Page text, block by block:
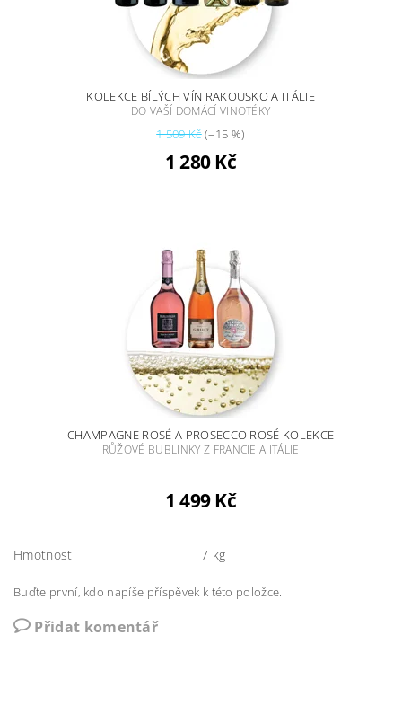
KOLEKCE BÍLÝCH VÍN RAKOUSKO A ITÁLIE
DO VAŠÍ DOMÁCÍ VINOTÉKY
1 509 Kč(–15 %)
1 280 Kč
CHAMPAGNE ROSÉ A PROSECCO ROSÉ KOLEKCE
RŮŽOVÉ BUBLINKY Z FRANCIE A ITÁLIE
1 499 Kč
Hmotnost 7 kg
Buďte první, kdo napíše příspěvek k této položce.
Přidat komentář